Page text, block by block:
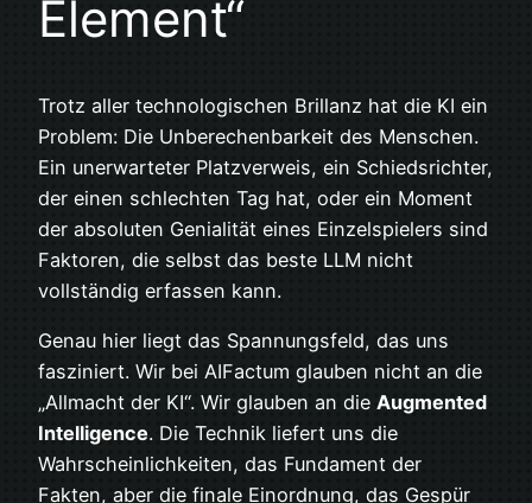
Element“
Trotz aller technologischen Brillanz hat die KI ein
Problem: Die Unberechenbarkeit des Menschen.
Ein unerwarteter Platzverweis, ein Schiedsrichter,
der einen schlechten Tag hat, oder ein Moment
der absoluten Genialität eines Einzelspielers sind
Faktoren, die selbst das beste LLM nicht
vollständig erfassen kann.
Genau hier liegt das Spannungsfeld, das uns
fasziniert. Wir bei AIFactum glauben nicht an die
„Allmacht der KI“. Wir glauben an die Augmented
Intelligence. Die Technik liefert uns die
Wahrscheinlichkeiten, das Fundament der
Fakten, aber die finale Einordnung, das Gespür